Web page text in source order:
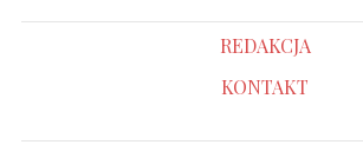
REDAKCJA
KONTAKT